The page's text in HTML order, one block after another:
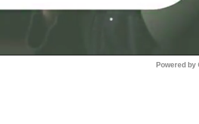
笑顔でミット打ち！（
自分が勝つ。地元・神
ドチョークで極めて
Powered by